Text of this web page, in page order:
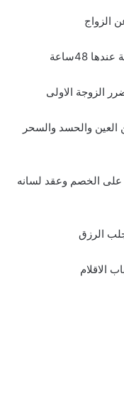
العين والحسد والسحر
على الخصم وعقد لسانه